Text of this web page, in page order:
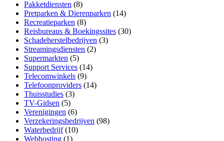
Pakketdiensten (8)
Pretparken & Dierenparken (14)
Recreatieparken (8)
Reisbureaus & Boekingssites (30)
Schadeherstelbedrijven (3)
Streamingsdiensten (2)
Supermarkten (5)
Support Services (14)
Telecomwinkels (9)
Telefoonproviders (14)
Thuisstudies (3)
TV-Gidsen (5)
Verenigingen (6)
Verzekeringsbedrijven (98)
Waterbedrijf(10)
Webhosting (1)